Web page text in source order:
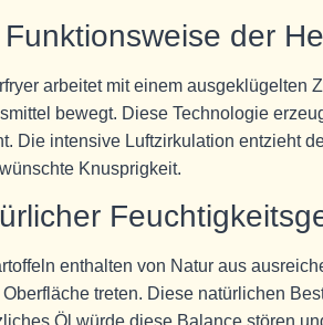
Funktionsweise der
arbeitet mit einem ausgeklügelten
bewegt. Diese Technologie
Die intensive Luftzirkulation entzieht
Knusprigkeit.
enthalten von Natur aus
treten. Diese natürlichen